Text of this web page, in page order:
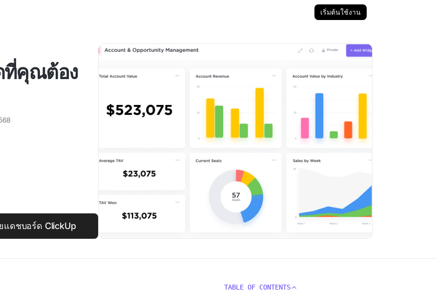
เริ่มต้นใช้งาน
ที่คุณต้อง
แดชบอร์ด ClickUp
TABLE OF CONTENTS